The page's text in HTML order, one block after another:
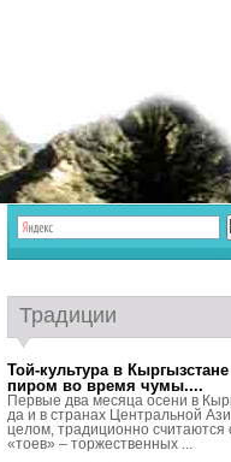
Традиции
Той-культура в Кыргызстане
пиром во время чумы....
Первые два месяца осени в
да и в странах Центральной
целом, традиционно считаются
«тоев» – торжественных ...